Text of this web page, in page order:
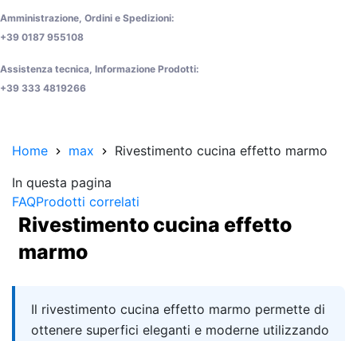
Amministrazione, Ordini e Spedizioni:
+39 0187 955108
Assistenza tecnica, Informazione Prodotti:
+39 333 4819266
Home max
Rivestimento cucina effetto marmo
In questa pagina
FAQProdotti correlati
Rivestimento cucina effetto
marmo
Quick answer
Il rivestimento cucina effetto marmo permette di
ottenere superfici eleganti e moderne utilizzando